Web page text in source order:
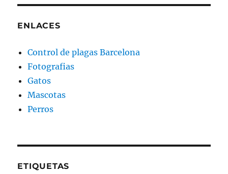
ENLACES
Control de plagas Barcelona
Fotografias
Gatos
Mascotas
Perros
ETIQUETAS